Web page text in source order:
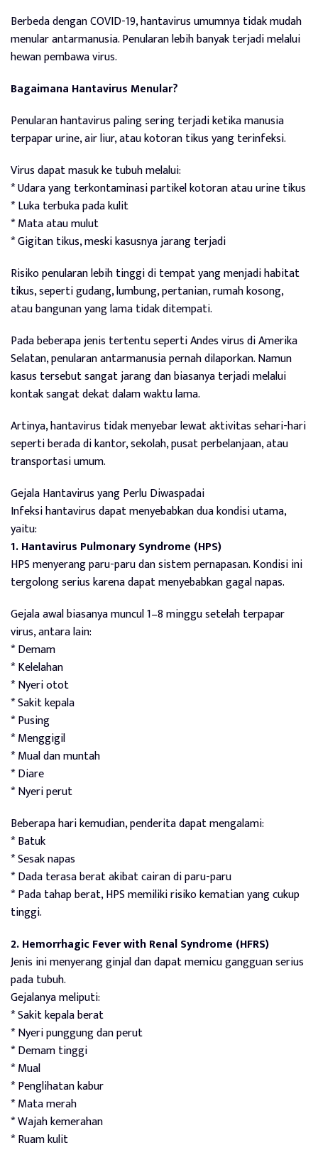
Berbeda dengan COVID-19, hantavirus umumnya tidak mudah
menular antarmanusia. Penularan lebih banyak terjadi melalui
hewan pembawa virus.
Bagaimana Hantavirus Menular?
Penularan hantavirus paling sering terjadi ketika manusia
terpapar urine, air liur, atau kotoran tikus yang terinfeksi.
Virus dapat masuk ke tubuh melalui:
* Udara yang terkontaminasi partikel kotoran atau urine tikus
* Luka terbuka pada kulit
* Mata atau mulut
* Gigitan tikus, meski kasusnya jarang terjadi
Risiko penularan lebih tinggi di tempat yang menjadi habitat
tikus, seperti gudang, lumbung, pertanian, rumah kosong,
atau bangunan yang lama tidak ditempati.
Pada beberapa jenis tertentu seperti Andes virus di Amerika
Selatan, penularan antarmanusia pernah dilaporkan. Namun
kasus tersebut sangat jarang dan biasanya terjadi melalui
kontak sangat dekat dalam waktu lama.
Artinya, hantavirus tidak menyebar lewat aktivitas sehari-hari
seperti berada di kantor, sekolah, pusat perbelanjaan, atau
transportasi umum.
Gejala Hantavirus yang Perlu Diwaspadai
Infeksi hantavirus dapat menyebabkan dua kondisi utama,
yaitu:
1. Hantavirus Pulmonary Syndrome (HPS)
HPS menyerang paru-paru dan sistem pernapasan. Kondisi ini
tergolong serius karena dapat menyebabkan gagal napas.
Gejala awal biasanya muncul 1–8 minggu setelah terpapar
virus, antara lain:
* Demam
* Kelelahan
* Nyeri otot
* Sakit kepala
* Pusing
* Menggigil
* Mual dan muntah
* Diare
* Nyeri perut
Beberapa hari kemudian, penderita dapat mengalami:
* Batuk
* Sesak napas
* Dada terasa berat akibat cairan di paru-paru
* Pada tahap berat, HPS memiliki risiko kematian yang cukup
tinggi.
2. Hemorrhagic Fever with Renal Syndrome (HFRS)
Jenis ini menyerang ginjal dan dapat memicu gangguan serius
pada tubuh.
Gejalanya meliputi:
* Sakit kepala berat
* Nyeri punggung dan perut
* Demam tinggi
* Mual
* Penglihatan kabur
* Mata merah
* Wajah kemerahan
* Ruam kulit